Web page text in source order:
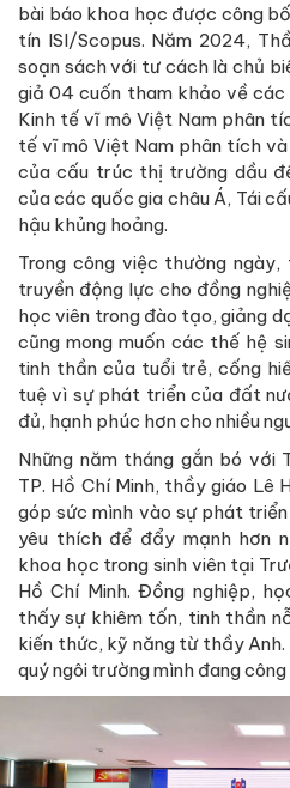
bài báo khoa học được công
tín ISI/Scopus. Năm 2024,
soạn sách với tư cách là chủ
giả 04 cuốn tham khảo về các
Kinh tế vĩ mô Việt Nam phân
tế vĩ mô Việt Nam phân tích
của cấu trúc thị trường dầu
của các quốc gia châu Á, Tái
hậu khủng hoảng.
Trong công việc thường
truyền động lực cho đồng
học viên trong đào tạo, giảng
cũng mong muốn các thế hệ
tinh thần của tuổi trẻ, cống
tuệ vì sự phát triển của đất
đủ, hạnh phúc hơn cho nhiều
Những năm tháng gắn bó với
TP. Hồ Chí Minh, thầy giáo Lê
góp sức mình vào sự phát
yêu thích để đẩy mạnh hơn
khoa học trong sinh viên tại
Hồ Chí Minh. Đồng nghiệp,
thấy sự khiêm tốn, tinh thần
kiến thức, kỹ năng từ thầy
quý ngôi trường mình đang